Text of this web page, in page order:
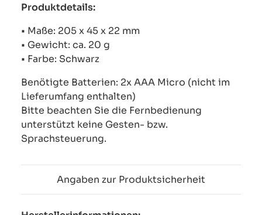
Produktdetails:
• Maße: 205 x 45 x 22 mm
• Gewicht: ca. 20 g
• Farbe: Schwarz
Benötigte Batterien: 2x AAA Micro (nicht im
Lieferumfang enthalten)
Bitte beachten Sie die Fernbedienung
unterstützt keine Gesten- bzw.
Sprachsteuerung.
Angaben zur Produktsicherheit